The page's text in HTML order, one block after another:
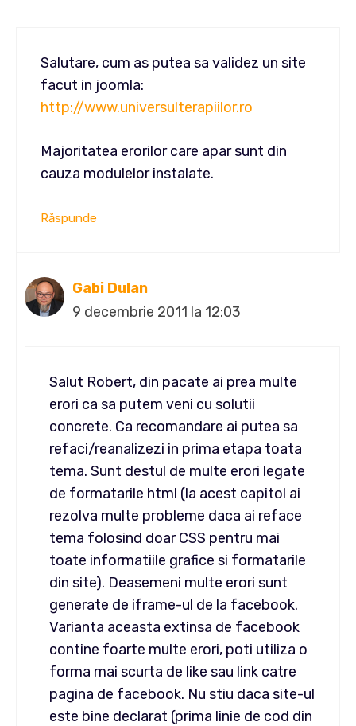
Salutare, cum as putea sa validez un site
facut in joomla:
http://www.universulterapiilor.ro
Majoritatea erorilor care apar sunt din
cauza modulelor instalate.
Răspunde
Gabi Dulan
9 decembrie 2011 la 12:03
Salut Robert, din pacate ai prea multe
erori ca sa putem veni cu solutii
concrete. Ca recomandare ai putea sa
refaci/reanalizezi in prima etapa toata
tema. Sunt destul de multe erori legate
de formatarile html (la acest capitol ai
rezolva multe probleme daca ai reface
tema folosind doar CSS pentru mai
toate informatiile grafice si formatarile
din site). Deasemeni multe erori sunt
generate de iframe-ul de la facebook.
Varianta aceasta extinsa de facebook
contine foarte multe erori, poti utiliza o
forma mai scurta de like sau link catre
pagina de facebook. Nu stiu daca site-ul
este bine declarat (prima linie de cod din